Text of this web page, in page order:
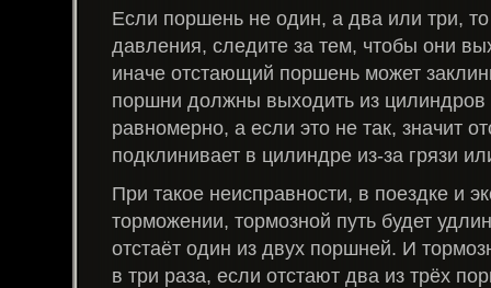
Если поршень не один, а два или три,
давления, следите за тем, чтобы они
иначе отстающий поршень может
поршни должны выходить из цилиндров
равномерно, а если это не так, значит
подклинивает в цилиндре из-за грязи
При такое неисправности, в поездке и
торможении, тормозной путь будет
отстаёт один из двух поршней. И
в три раза, если отстают два из трёх